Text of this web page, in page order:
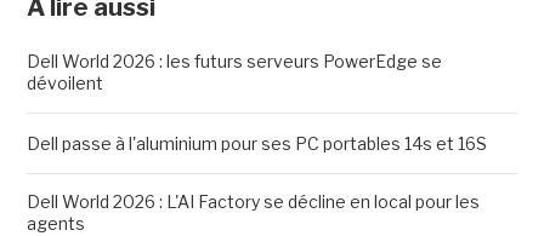
A lire aussi
Dell World 2026 : les futurs serveurs PowerEdge se
dévoilent
Dell passe à l'aluminium pour ses PC portables 14s et 16S
Dell World 2026 : L'AI Factory se décline en local pour les
agents